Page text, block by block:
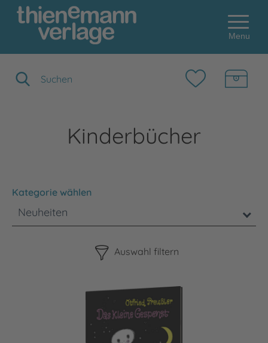
Menu
Kinderbücher
Kategorie wählen
Neuheiten
Auswahl filtern